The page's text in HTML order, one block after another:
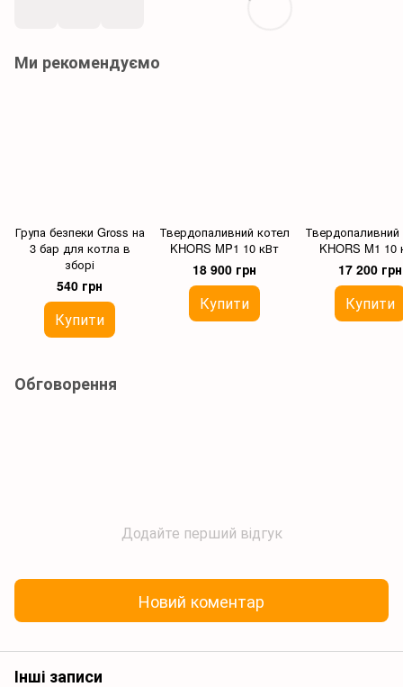
Ми рекомендуємо
Група безпеки Gross на
3 бар для котла в
зборі
540 грн
Купити
Твердопаливний котел
KHORS MP1 10 кВт
18 900 грн
Купити
Твердопаливний
KHORS M1 10
17 200 грн
Купити
Обговорення
Додайте перший відгук
Новий коментар
Інші записи